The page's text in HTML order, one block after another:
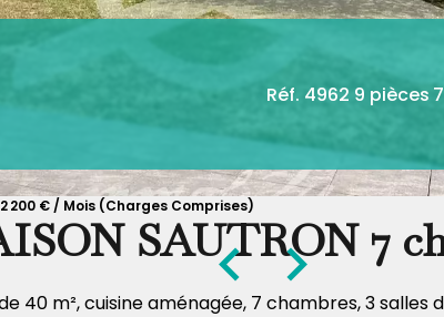
Réf. 4962 9 pièces
200 € / Mois (Charges Comprises)
SAUTRON 7
40 m², cuisine aménagée, 7 chambres, 3 salles